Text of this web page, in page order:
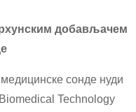
добављачем
сонде нуди
Technology